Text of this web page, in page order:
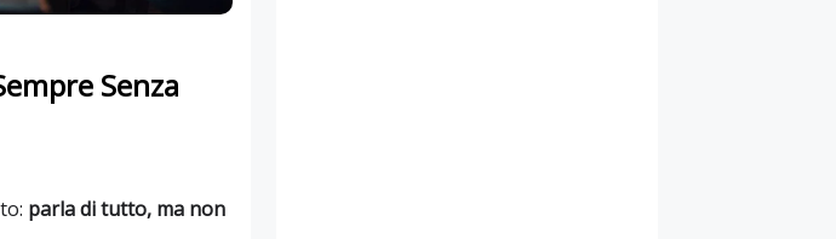
Senza
parla di tutto, ma non